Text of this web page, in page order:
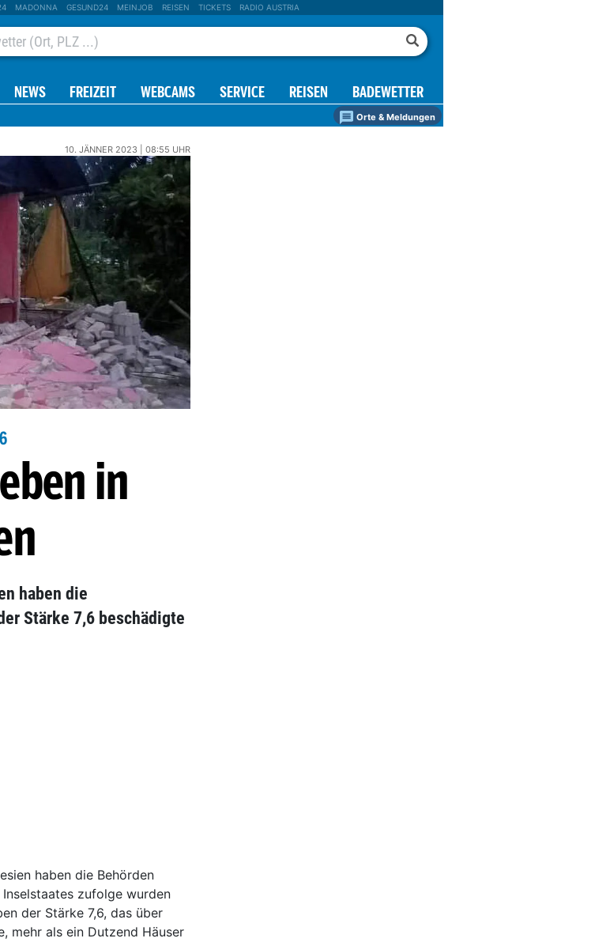
MADONNA GESUND24 MEINJOB REISEN TICKETS RADIO AUSTRIA
NEWS FREIZEIT WEBCAMS SERVICE REISEN BADEWETTER
Orte & Meldungen
10. JÄNNER 2023 | 08:55 UHR
in
haben die
Stärke 7,6 beschädigte
haben die Behörden
zufolge wurden
der Stärke 7,6, das über
mehr als ein Dutzend Häuser